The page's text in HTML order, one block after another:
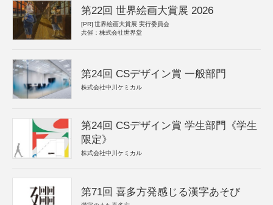
第22回 世界絵画大賞展 2026
[PR] 世界絵画大賞展 実行委員会
共催：株式会社世界堂
第24回 CSデザイン賞 一般部門
株式会社中川ケミカル
第24回 CSデザイン賞 学生部門《学生
限定》
株式会社中川ケミカル
第71回 喜多方発感じる漢字あそび